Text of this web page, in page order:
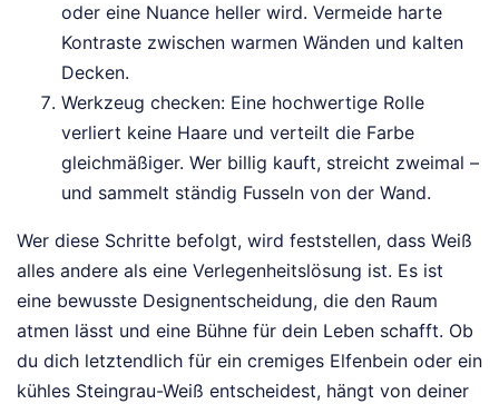
oder eine Nuance heller wird. Vermeide harte
Kontraste zwischen warmen Wänden und kalten
Decken.
Werkzeug checken: Eine hochwertige Rolle
verliert keine Haare und verteilt die Farbe
gleichmäßiger. Wer billig kauft, streicht zweimal –
und sammelt ständig Fusseln von der Wand.
Wer diese Schritte befolgt, wird feststellen, dass Weiß
alles andere als eine Verlegenheitslösung ist. Es ist
eine bewusste Designentscheidung, die den Raum
atmen lässt und eine Bühne für dein Leben schafft. Ob
du dich letztendlich für ein cremiges Elfenbein oder ein
kühles Steingrau-Weiß entscheidest, hängt von deiner